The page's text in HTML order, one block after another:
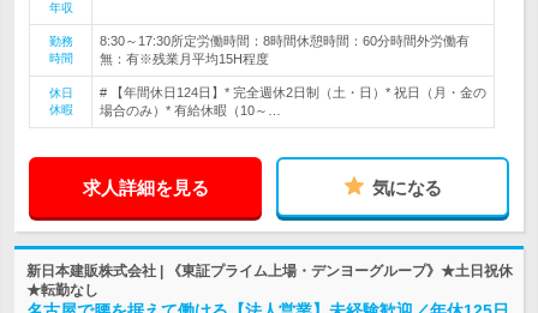
年収
勤務
時間
8:30～17:30所定労働時間：8時間休憩時間：60分時間外労働有
無：有※残業月平均15H程度
休日
休暇
# 【年間休日124日】* 完全週休2日制（土・日）* 祝日（月・金の
場合のみ）* 有給休暇（10～…
求人詳細を見る 気になる
新日本建販株式会社 | 《東証プライム上場・デンヨーグループ》★土日祝休
★転勤なし